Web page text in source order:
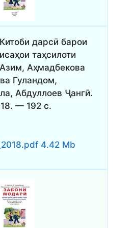
дарсӣ барои
таҳсилоти
Аҳмадбекова
Гуландом,
Абдуллоев Ҷангӣ.
— 192 с.
4.42 Mb